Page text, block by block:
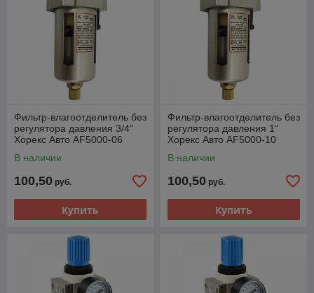
Фильтр-влагоотделитель без
регулятора давления 3/4"
Хорекс Авто AF5000-06
В наличии
100,50 руб.
Купить
Фильтр-влагоотделитель без
регулятора давления 1"
Хорекс Авто AF5000-10
В наличии
100,50 руб.
Купить